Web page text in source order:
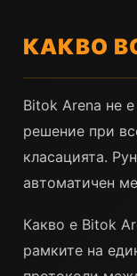
КАКВО
Bitok Arena не
решение при
класацията.
автоматичен
Какво е Bitok
рамките на